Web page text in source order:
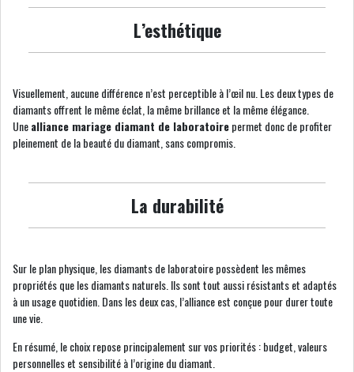
L’esthétique
Visuellement, aucune différence n’est perceptible à l’œil nu. Les deux types de
diamants offrent le même éclat, la même brillance et la même élégance.
Unealliance mariage diamant de laboratoirepermet donc de profiter
pleinement de la beauté du diamant, sans compromis.
La durabilité
Sur le plan physique, les diamants de laboratoire possèdent les mêmes
propriétés que les diamants naturels. Ils sont tout aussi résistants et adaptés
à un usage quotidien. Dans les deux cas, l’alliance est conçue pour durer toute
une vie.
En résumé, le choix repose principalement sur vos priorités : budget, valeurs
personnelles et sensibilité à l’origine du diamant.